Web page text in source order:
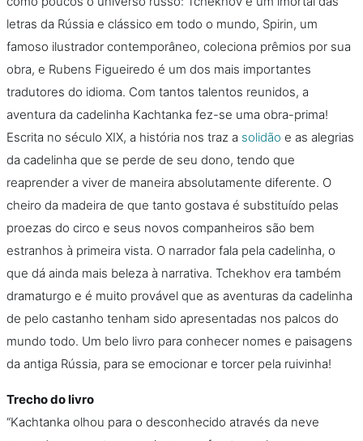
letras da Rússia e clássico em todo o mundo, Spirin, um
famoso ilustrador contemporâneo, coleciona prêmios por sua
obra, e Rubens Figueiredo é um dos mais importantes
tradutores do idioma. Com tantos talentos reunidos, a
aventura da cadelinha Kachtanka fez-se uma obra-prima!
Escrita no século XIX, a história nos traz a solidão e as alegrias
da cadelinha que se perde de seu dono, tendo que
reaprender a viver de maneira absolutamente diferente. O
cheiro da madeira de que tanto gostava é substituído pelas
proezas do circo e seus novos companheiros são bem
estranhos à primeira vista. O narrador fala pela cadelinha, o
que dá ainda mais beleza à narrativa. Tchekhov era também
dramaturgo e é muito provável que as aventuras da cadelinha
de pelo castanho tenham sido apresentadas nos palcos do
mundo todo. Um belo livro para conhecer nomes e paisagens
da antiga Rússia, para se emocionar e torcer pela ruivinha!
Trecho do livro
“Kachtanka olhou para o desconhecido através da neve